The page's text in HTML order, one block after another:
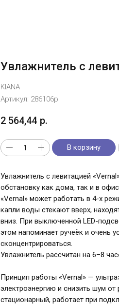
Увлажнитель с
KIANA
Артикул: 286106p
2 564,44 р.
В корзину
Увлажнитель с левитацией
обстановку как дома, так и в
«Vernal» может работать в 4-х
капли воды стекают вверх,
вниз. При выключенной LED-
этом напоминает ручеёк и очень
сконцентрироваться.
Увлажнитель рассчитан на 6–8
Принцип работы «Vernal» —
электроэнергию и снизить шум
стационарный, работает при